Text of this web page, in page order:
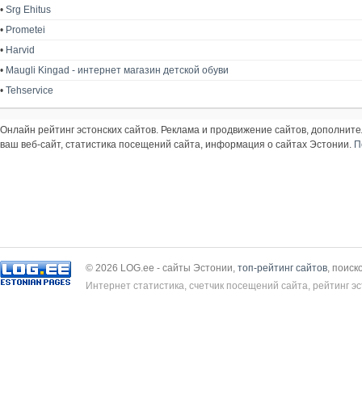
• Srg Ehitus
• Prometei
• Harvid
• Maugli Kingad - интернет магазин детской обуви
• Tehservice
Онлайн рейтинг эстонских сайтов. Реклама и продвижение сайтов,
ваш веб-сайт, статистика посещений сайта, информация о сайтах Эстонии.
© 2026 LOG.ee - сайты Эстонии, топ-рейтинг сайтов ,
Интернет статистика, счетчик посещений сайта, рейтинг